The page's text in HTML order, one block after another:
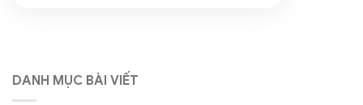
DANH MỤC BÀI VIẾT